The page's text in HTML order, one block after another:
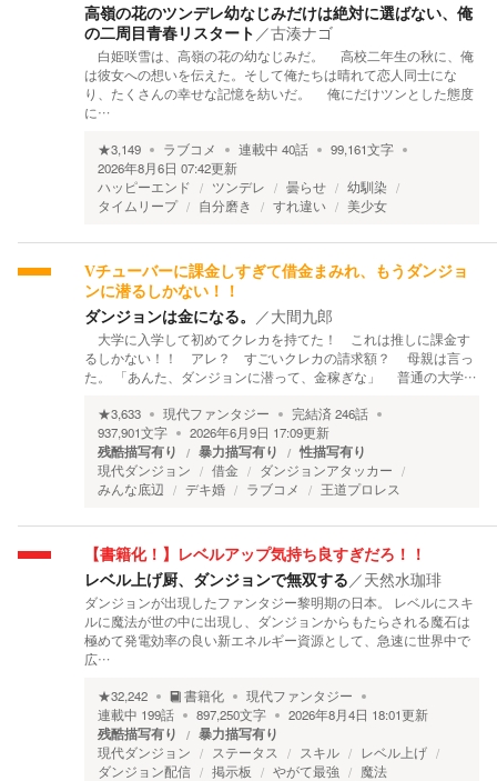
高嶺の花のツンデレ幼なじみだけは絶対に選ばない、俺
の二周目青春リスタート ／古湊ナゴ
白姫咲雪は、高嶺の花の幼なじみだ。 高校二年生の秋に、俺
は彼女への想いを伝えた。そして俺たちは晴れて恋人同士にな
り、たくさんの幸せな記憶を紡いだ。 俺にだけツンとした態度
に…
★3,149 ラブコメ 連載中 40話 99,161文字
2026年8月6日 07:42更新
ハッピーエンド
ツンデレ 曇らせ
幼馴染
タイムリープ
自分磨き すれ違い 美少女
Vチューバーに課金しすぎて借金まみれ、もうダンジョ
ンに潜るしかない！！
ダンジョンは金になる。 ／大間九郎
大学に入学して初めてクレカを持てた！ これは推しに課金す
るしかない！！ アレ？ すごいクレカの請求額？ 母親は言っ
た。 「あんた、ダンジョンに潜って、金稼ぎな」 普通の大学…
★3,633 現代ファンタジー 完結済246話
937,901文字 2026年6月9日 17:09更新
残酷描写有り 暴力描写有り 性描写有り
現代ダンジョン 借金
ダンジョンアタッカー
みんな底辺
デキ婚 ラブコメ 王道プロレス
【書籍化！】レベルアップ気持ち良すぎだろ！！
レベル上げ厨、ダンジョンで無双する／天然水珈琲
ダンジョンが出現したファンタジー黎明期の日本。 レベルにスキ
ルに魔法が世の中に出現し、ダンジョンからもたらされる魔石は
極めて発電効率の良い新エネルギー資源として、急速に世界中で
広…
★32,242 書籍化
現代ファンタジー
連載中 199話 897,250文字 2026年8月4日 18:01更新
残酷描写有り 暴力描写有り
現代ダンジョン ステータス スキル
レベル上げ
ダンジョン配信
掲示板 やがて最強 魔法